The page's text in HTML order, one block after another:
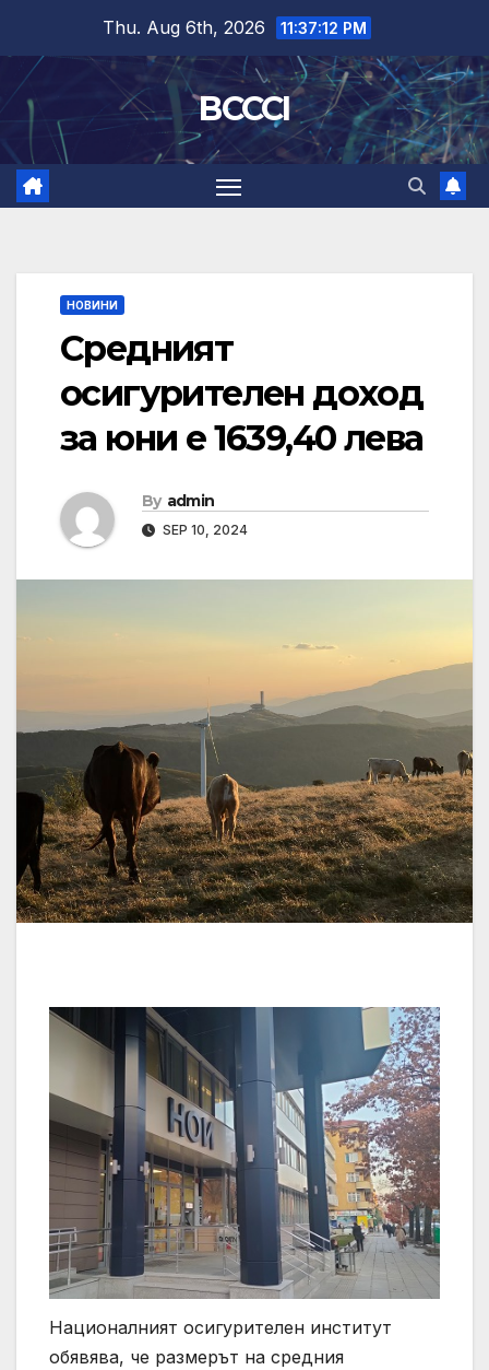
content
Thu. Aug 6th, 2026 11:37:13 PM
BCCCI
НОВИНИ
Средният
осигурителен доход
за юни е 1639,40 лева
By admin
SEP 10, 2024
Националният осигурителен институт
обявява, че размерът на средния